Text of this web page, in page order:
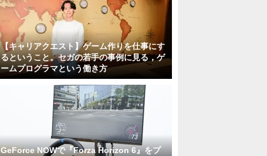
【キャリアクエスト】ゲーム作りを仕事にす
るということ。セガの若手の事例に見る，ゲ
ームプログラマという働き方
GeForce NOWで『Forza Horizon 6』をプ